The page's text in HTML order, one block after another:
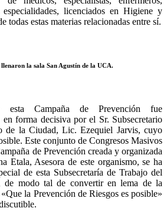
licenciados en Higiene y
todas estas materias relacionadas entre sí.
la sala San Agustín de la UCA.
Campaña de Prevención fue
en forma decisiva por el Sr. Subsecretario
de la Ciudad, Lic. Ezequiel Jarvis, cuyo
Este conjunto de Congresos Masivos
de Prevención creada y organizada
Etala, Asesora de este organismo, se ha
de esta Subsecretaría de Trabajo del
de modo tal de convertir en lema de la
la Prevención de Riesgos es posible»